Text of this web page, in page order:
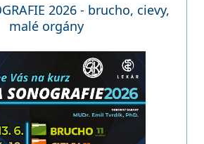
2026 - brucho, cievy,
malé orgány